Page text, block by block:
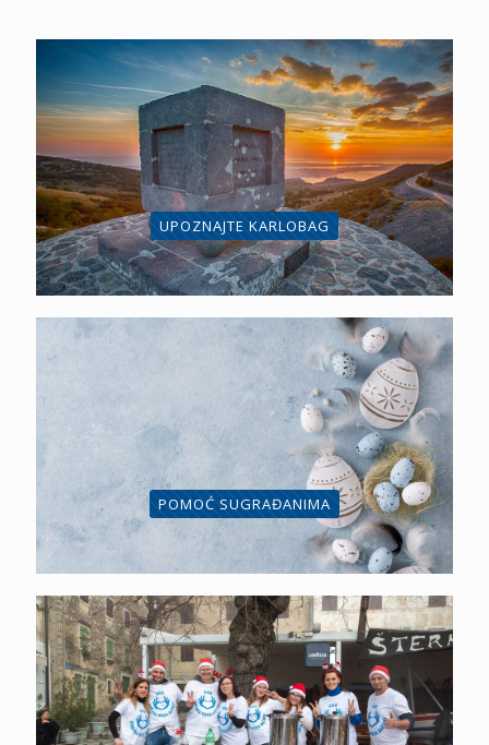
UPOZNAJTE KARLOBAG
POMOĆ SUGRAĐANIMA